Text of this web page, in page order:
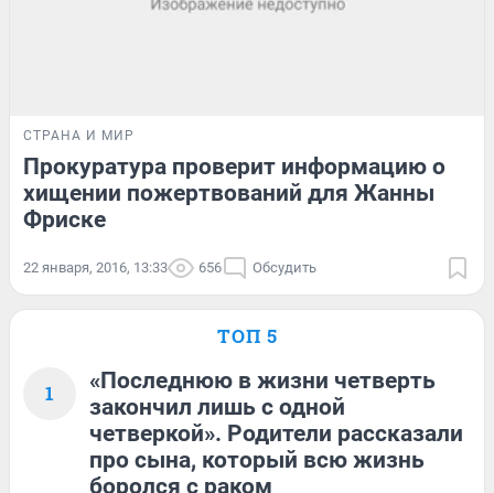
СТРАНА И МИР
Прокуратура проверит информацию о
хищении пожертвований для Жанны
Фриске
22 января, 2016, 13:33 656 Обсудить
ТОП 5
1
«Последнюю в жизни четверть
закончил лишь с одной
четверкой». Родители рассказали
про сына, который всю жизнь
боролся с раком